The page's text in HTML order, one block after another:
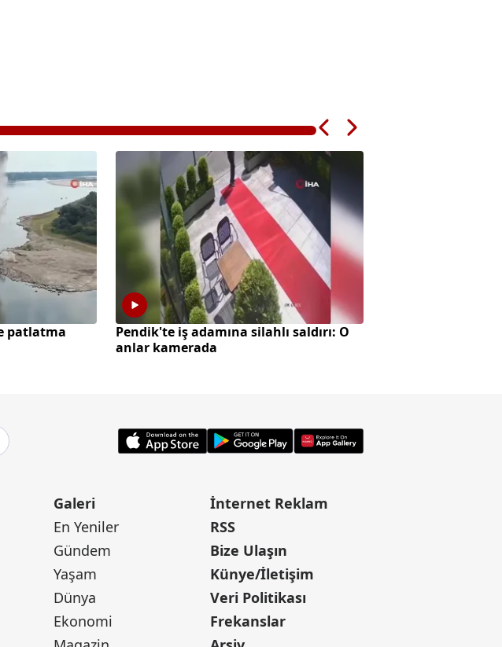
patlatma
Pendik'te iş adamına silahlı saldırı: O
anlar kamerada
Galeri
En Yeniler
Gündem
Yaşam
Dünya
Ekonomi
İnternet Reklam
RSS
Bize Ulaşın
Künye/İletişim
Veri Politikası
Frekanslar